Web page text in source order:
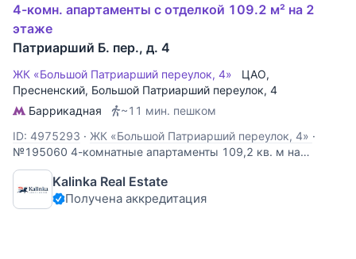
4-комн. апартаменты с отделкой 109.2 м² на 2
этаже
Патриарший Б. пер., д. 4
ЖК «Большой Патриарший переулок, 4» ЦАО,
Пресненский, Большой Патриарший переулок, 4
Баррикадная
~11 мин. пешком
ID: 4975293 · ЖК «Большой Патриарший переулок, 4» ·
№195060 4-комнатные апартаменты 109,2 кв. м на
Патриках. Планировка: кухня, гостиная, две спальни,
кабинет, ванная комната с душевой кабиной. Для жителей
дома предусмотрена парковка за шлагбаумом.
Kalinka Real Estate
Получена аккредитация